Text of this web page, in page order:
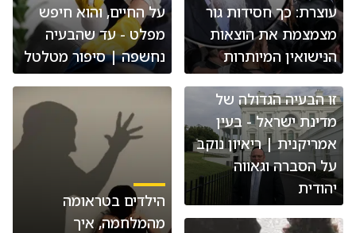
עוצרת: כך חסידות גור
מצמצמת את הוצאות
הנישואין המיותרות
זו הבעיה הגדולה של
מדינת ישראל - בעין
אמריקנית | ריאיון נוקב
על הסברה וגאווה
יהודית
על החיים, והוא חיפש
מפלט - עד שהבעיה
נחשפה | סיפור מטלטל
הילדים בטראומה
מהמלחמה, איך